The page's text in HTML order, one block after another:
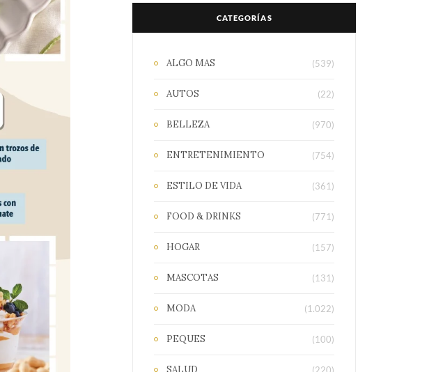
CATEGORÍAS
ALGO MAS (539)
AUTOS (22)
BELLEZA (970)
ENTRETENIMIENTO (754)
ESTILO DE VIDA (361)
FOOD & DRINKS (771)
HOGAR (157)
MASCOTAS (131)
MODA (1.022)
PEQUES (100)